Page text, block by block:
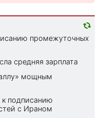
промежуточных
средняя зарплата
мощным
к подписанию
с Ираном